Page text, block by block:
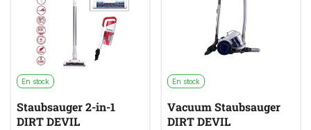
En stock
Staubsauger 2-in-1
DIRT DEVIL
En stock
Vacuum Staubsauger
DIRT DEVIL